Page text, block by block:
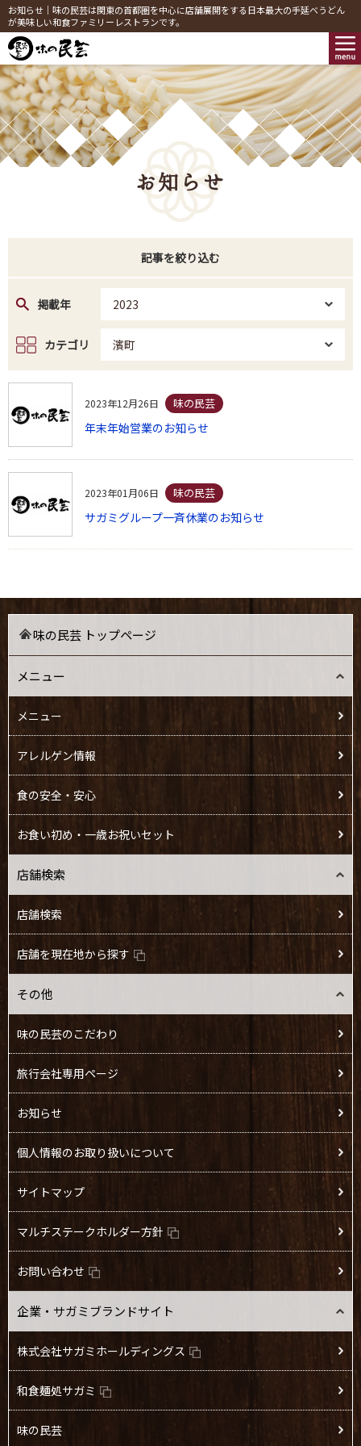
お知らせ｜味の民芸は関東の首都圏を中心に店舗展開をする日本最大の手延べうどん
が美味しい和食ファミリーレストランです。
お知らせ
記事を絞り込む
掲載年 2023
カテゴリ 濱町
2023年12月26日 味の民芸
年末年始営業のお知らせ
2023年01月06日 味の民芸
サガミグループ一斉休業のお知らせ
味の民芸 トップページ
メニュー
メニュー
アレルゲン情報
食の安全・安心
お食い初め・一歳お祝いセット
店舗検索
店舗検索
店舗を現在地から探す
その他
味の民芸のこだわり
旅行会社専用ページ
お知らせ
個人情報のお取り扱いについて
サイトマップ
マルチステークホルダー方針
お問い合わせ
企業・サガミブランドサイト
株式会社サガミホールディングス
和食麺処サガミ
味の民芸